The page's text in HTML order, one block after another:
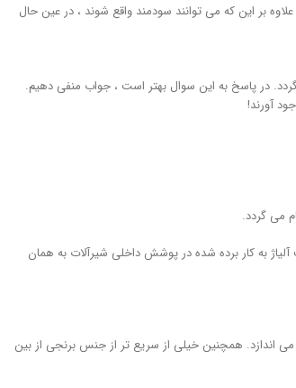
بر این که می توانند سودمند واقع شوند ، در عین حال
در پاسخ به این سوال بهتر است ، جواب منفی دهیم.
آورند!
می گردد.
به کار برده شده در پوشش داخلی شیرآلات به همان
اندازد. همچنین خیلی از سریع تر از جنس برنجی از بین